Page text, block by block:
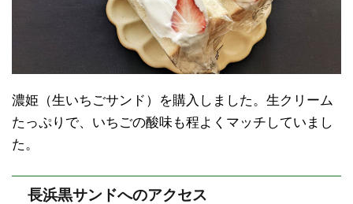
濃姫（生いちごサンド）を購入しました。生クリーム
たっぷりで、いちごの酸味も程よくマッチしていまし
た。
長浜黒サンドへのアクセス